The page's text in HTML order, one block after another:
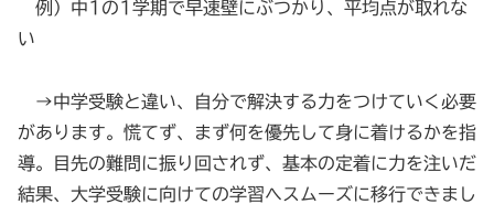
例）中1の1学期で早速壁にぶつかり、平均点が取れな
い
→中学受験と違い、自分で解決する力をつけていく必要
があります。慌てず、まず何を優先して身に着けるかを指
導。目先の難問に振り回されず、基本の定着に力を注いだ
結果、大学受験に向けての学習へスムーズに移行できまし